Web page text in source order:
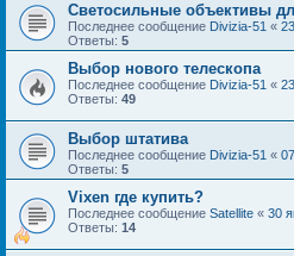
Cветосильные объективы
Последнее сообщение Divizia-51 «
Ответы: 5
Выбор нового телескопа
Последнее сообщение Divizia-51 «
Ответы: 49
Выбор штатива
Последнее сообщение Divizia-51 «
Ответы: 5
Vixen где купить?
Последнее сообщение Satellite « 30
Ответы: 14